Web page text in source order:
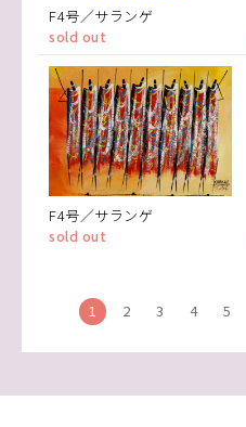
F4号／サランゲ
sold out
F4号／サランゲ
sold out
1 2 3 4 5